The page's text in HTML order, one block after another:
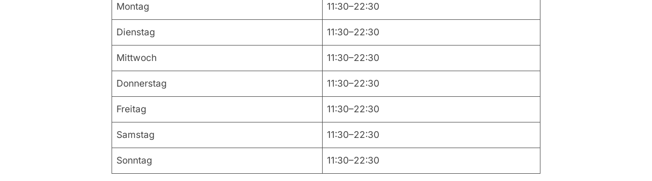
Montag 11:30–22:30
Dienstag 11:30–22:30
Mittwoch 11:30–22:30
Donnerstag 11:30–22:30
Freitag 11:30–22:30
Samstag 11:30–22:30
Sonntag 11:30–22:30